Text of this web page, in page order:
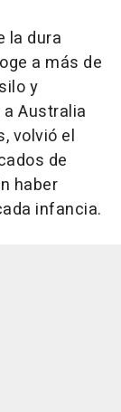
la dura
a más de
y
Australia
volvió el
de
haber
infancia.